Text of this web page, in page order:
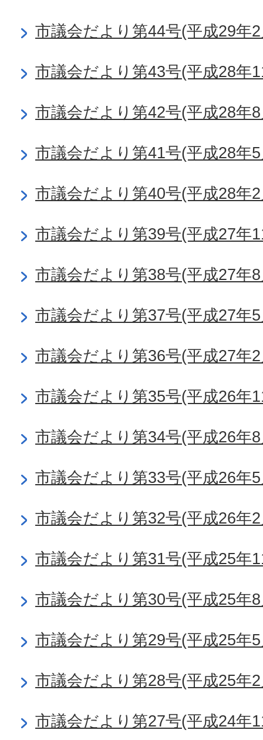
市議会だより第44号(平成29年
市議会だより第43号(平成28年
市議会だより第42号(平成28年
市議会だより第41号(平成28年
市議会だより第40号(平成28年
市議会だより第39号(平成27年
市議会だより第38号(平成27年
市議会だより第37号(平成27年
市議会だより第36号(平成27年
市議会だより第35号(平成26年
市議会だより第34号(平成26年
市議会だより第33号(平成26年
市議会だより第32号(平成26年
市議会だより第31号(平成25年
市議会だより第30号(平成25年
市議会だより第29号(平成25年
市議会だより第28号(平成25年
市議会だより第27号(平成24年